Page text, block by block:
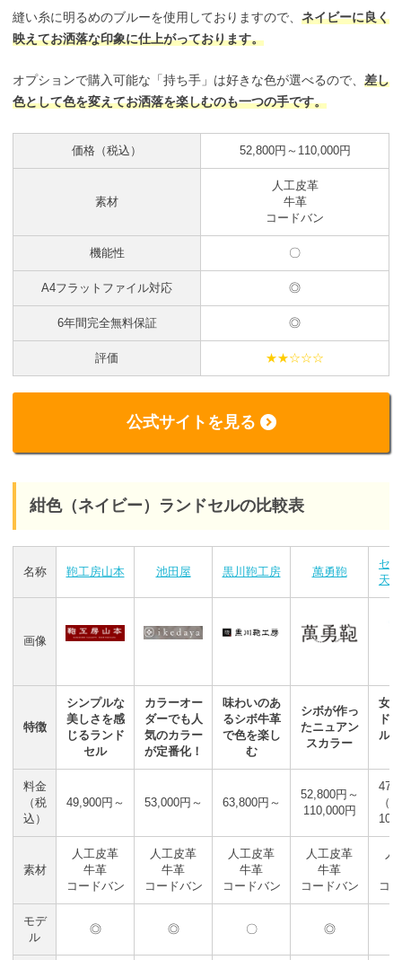
縫い糸に明るめのブルーを使用しておりますので、 ネイビーに良く
映えてお洒落な印象に仕上がっております。
オプションで購入可能な「持ち手」は好きな色が選べるので、 差し
色として色を変えてお洒落を楽しむのも一つの手です。
価格（税込） 52,800円～110,000円
素材
人工皮革
牛革
コードバン
機能性 〇
A4フラットファイル対応 ◎
6年間完全無料保証 ◎
評価 ★★☆☆☆
公式サイトを見る
紺色（ネイビー）ランドセルの比較表
名称 鞄工房山本 池田屋 黒川鞄工房 萬勇鞄
セ
天
画像
特徴
シンプルな
美しさを感
じるランド
セル
カラーオー
ダーでも人
気のカラー
が定番化！
味わいのあ
るシボ牛革
で色を楽し
む
シボが作っ
たニュアン
スカラー
女
ド
ル
料金
（税
込）
49,900円～ 53,000円～ 63,800円～
52,800円～
110,000円
（
10
素材
人工皮革
牛革
コードバン
人工皮革
牛革
コードバン
人工皮革
牛革
コードバン
人工皮革
牛革
コードバン
人
コ
モデ
ル
◎ ◎ 〇 ◎